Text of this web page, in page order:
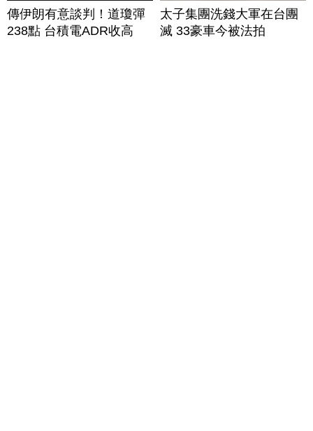
傳伊朗有意談判！道瓊彈
238點 台積電ADR收高
太子集團洗錢大軍在台團
滅 33豪車今被法拍